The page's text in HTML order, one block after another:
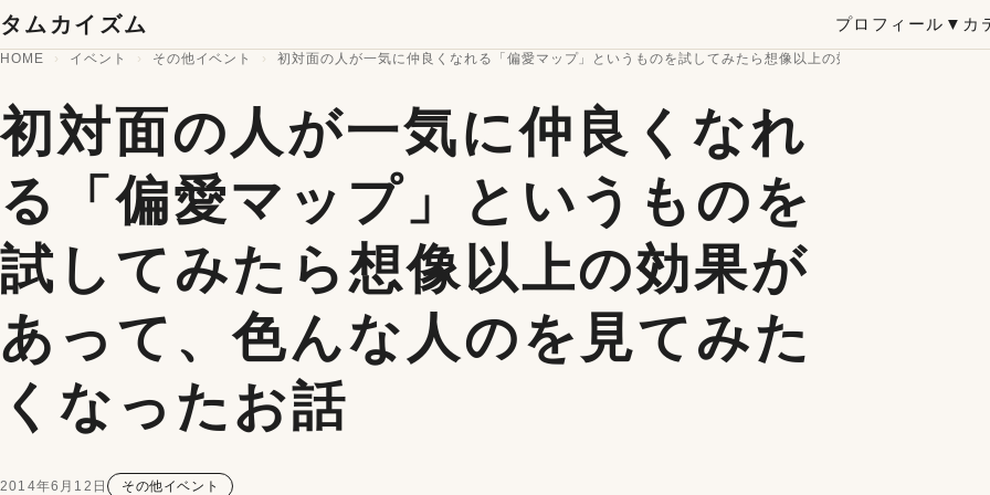
コンテンツへスキップ
タムカイズム プロフィール ▼カ
HOME イベント その他イベント 初対面の人が一気に仲良くなれる「偏愛マップ」というものを試してみたら想像以上の効果があって、色んな
初対面の人が一気に仲良くなれ
る「偏愛マップ」というものを
試してみたら想像以上の効果が
あって、色んな人のを見てみた
くなったお話
2014年6月12日 その他イベント